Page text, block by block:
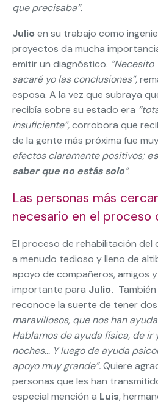
que precisaba”.
Julio en su trabajo como
proyectos da mucha
emitir un diagnóstico. “Necesito
sacaré yo las conclusiones”,
esposa. A la vez que subraya
recibía sobre su estado era
insuficiente”,corrobora que
de la gente más próxima fue
efectos claramente positivos;
saber que no estás solo“.
Las personas más
necesario en el proceso
El proceso de rehabilitación del
a menudo tedioso y lleno de
apoyo de compañeros, amigos
importante para Julio.
reconoce la suerte de tener dos
maravillosos, que nos han
Hablamos de ayuda física, de ir
noches… Y luego de ayuda
apoyo muy grande”.Quiere
personas que les han
especial mención a Luis,